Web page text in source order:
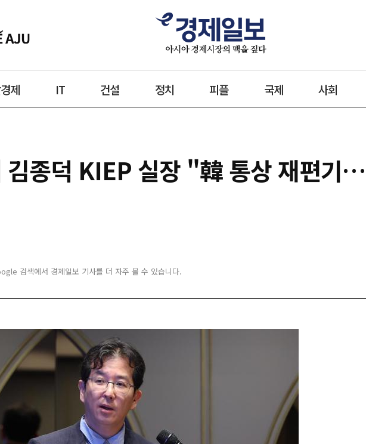
제 IT 건설 정치 피플 국제 사회
종덕 KIEP 실장 "韓 통상 재편기
검색에서 경제일보 기사를 더 자주 볼 수 있습니다.